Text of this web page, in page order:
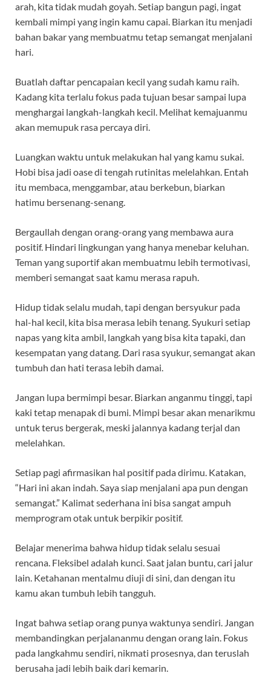
arah, kita tidak mudah goyah. Setiap bangun pagi, ingat
kembali mimpi yang ingin kamu capai. Biarkan itu menjadi
bahan bakar yang membuatmu tetap semangat menjalani
hari.
Buatlah daftar pencapaian kecil yang sudah kamu raih.
Kadang kita terlalu fokus pada tujuan besar sampai lupa
menghargai langkah-langkah kecil. Melihat kemajuanmu
akan memupuk rasa percaya diri.
Luangkan waktu untuk melakukan hal yang kamu sukai.
Hobi bisa jadi oase di tengah rutinitas melelahkan. Entah
itu membaca, menggambar, atau berkebun, biarkan
hatimu bersenang-senang.
Bergaullah dengan orang-orang yang membawa aura
positif. Hindari lingkungan yang hanya menebar keluhan.
Teman yang suportif akan membuatmu lebih termotivasi,
memberi semangat saat kamu merasa rapuh.
Hidup tidak selalu mudah, tapi dengan bersyukur pada
hal-hal kecil, kita bisa merasa lebih tenang. Syukuri setiap
napas yang kita ambil, langkah yang bisa kita tapaki, dan
kesempatan yang datang. Dari rasa syukur, semangat akan
tumbuh dan hati terasa lebih damai.
Jangan lupa bermimpi besar. Biarkan anganmu tinggi, tapi
kaki tetap menapak di bumi. Mimpi besar akan menarikmu
untuk terus bergerak, meski jalannya kadang terjal dan
melelahkan.
Setiap pagi afirmasikan hal positif pada dirimu. Katakan,
“Hari ini akan indah. Saya siap menjalani apa pun dengan
semangat.” Kalimat sederhana ini bisa sangat ampuh
memprogram otak untuk berpikir positif.
Belajar menerima bahwa hidup tidak selalu sesuai
rencana. Fleksibel adalah kunci. Saat jalan buntu, cari jalur
lain. Ketahanan mentalmu diuji di sini, dan dengan itu
kamu akan tumbuh lebih tangguh.
Ingat bahwa setiap orang punya waktunya sendiri. Jangan
membandingkan perjalananmu dengan orang lain. Fokus
pada langkahmu sendiri, nikmati prosesnya, dan teruslah
berusaha jadi lebih baik dari kemarin.